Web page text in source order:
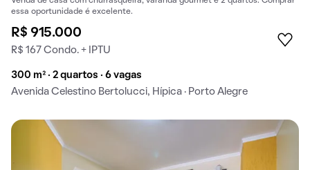
essa oportunidade é excelente.
R$ 915.000
R$ 167 Condo. + IPTU
300 m² · 2 quartos · 6 vagas
Avenida Celestino Bertolucci, Hípica · Porto Alegre